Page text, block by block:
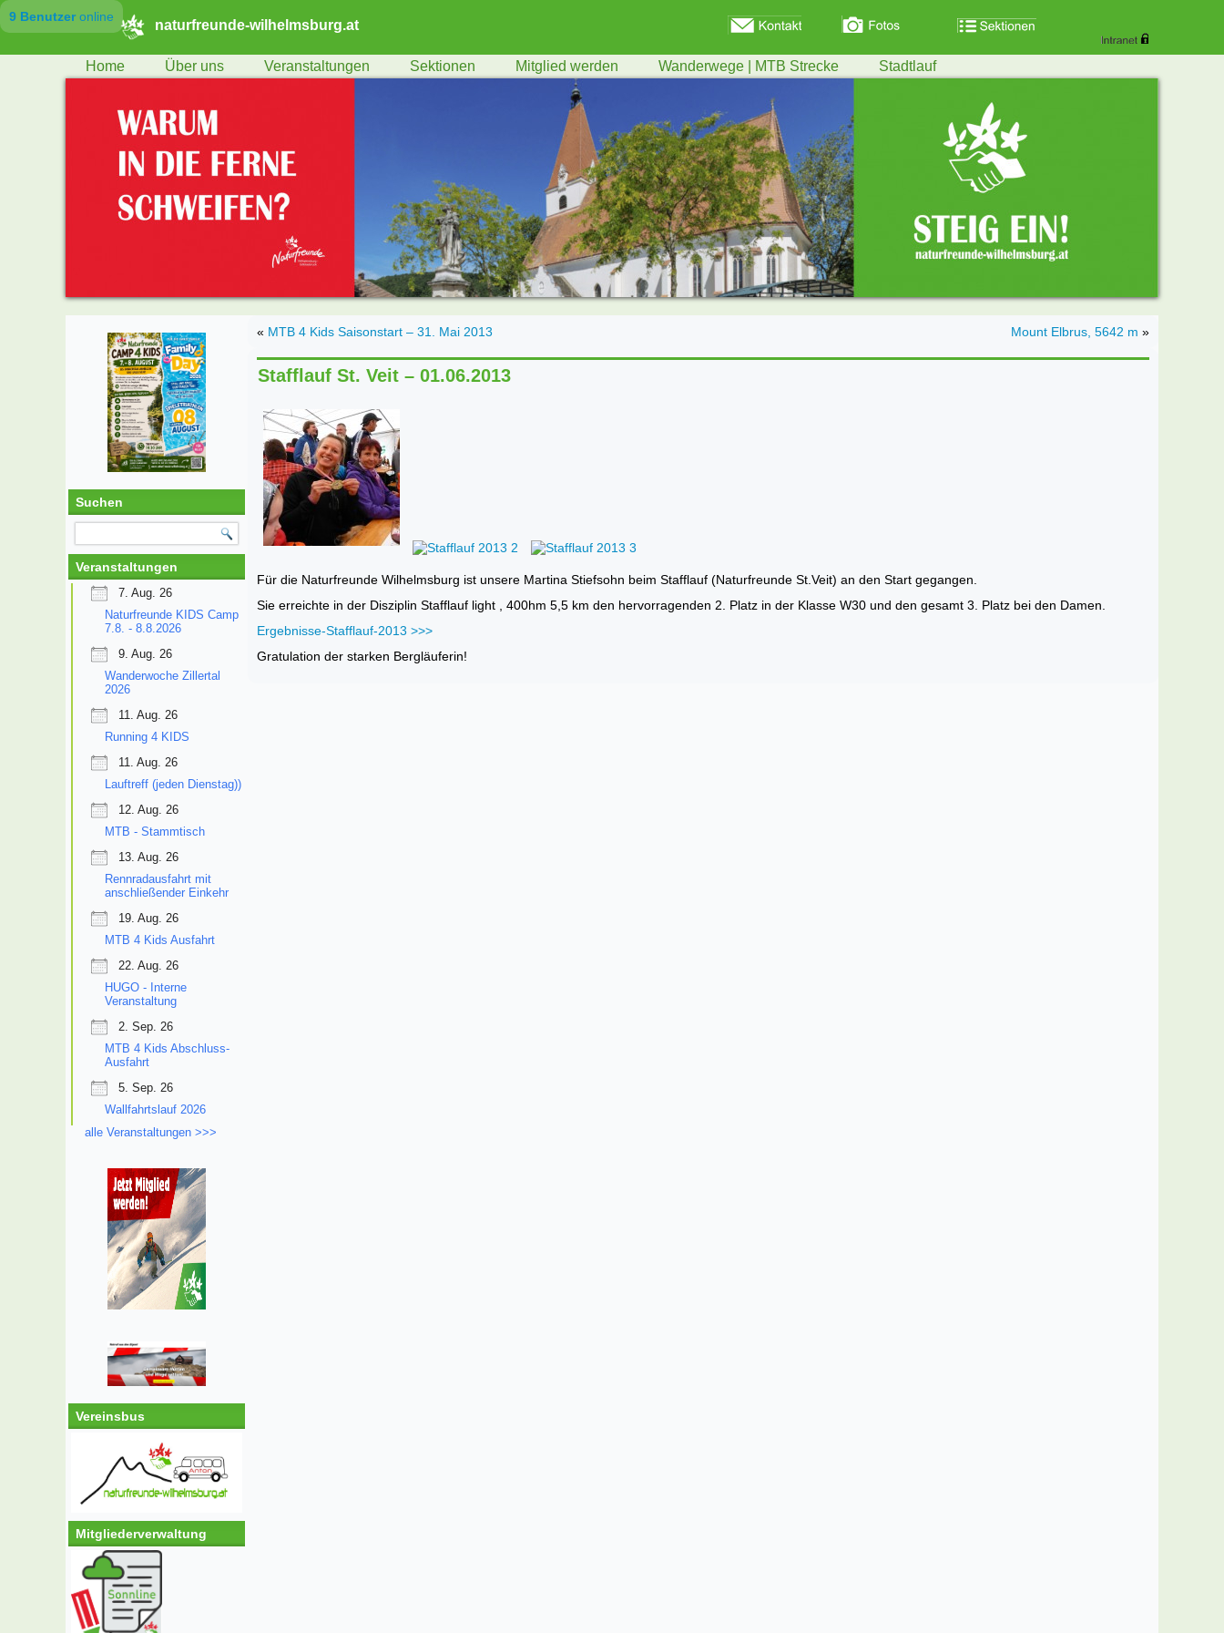
9 Benutzeronline
naturfreunde-wilhelmsburg.at
Home Über uns Veranstaltungen Sektionen Mitglied werden Wanderwege | MTB Strecke Stadtlauf
Suchen
Veranstaltungen
7. Aug. 26
Naturfreunde KIDS Camp
7.8. - 8.8.2026
9. Aug. 26
Wanderwoche Zillertal
2026
11. Aug. 26
Running 4 KIDS
11. Aug. 26
Lauftreff (jeden Dienstag))
12. Aug. 26
MTB - Stammtisch
13. Aug. 26
Rennradausfahrt mit
anschließender Einkehr
19. Aug. 26
MTB 4 Kids Ausfahrt
22. Aug. 26
HUGO - Interne
Veranstaltung
2. Sep. 26
MTB 4 Kids Abschluss-
Ausfahrt
5. Sep. 26
Wallfahrtslauf 2026
alle Veranstaltungen >>>
Vereinsbus
Mitgliederverwaltung
« MTB 4 Kids Saisonstart – 31. Mai 2013 Mount Elbrus, 5642 m »
Stafflauf St. Veit – 01.06.2013
Für die Naturfreunde Wilhelmsburg ist unsere Martina Stiefsohn beim Stafflauf (Naturfreunde St.Veit) an den Start gegangen.
Sie erreichte in der Disziplin Stafflauf light , 400hm 5,5 km den hervorragenden 2. Platz in der Klasse W30 und den gesamt 3. Platz bei den Damen.
Ergebnisse-Stafflauf-2013 >>>
Gratulation der starken Bergläuferin!